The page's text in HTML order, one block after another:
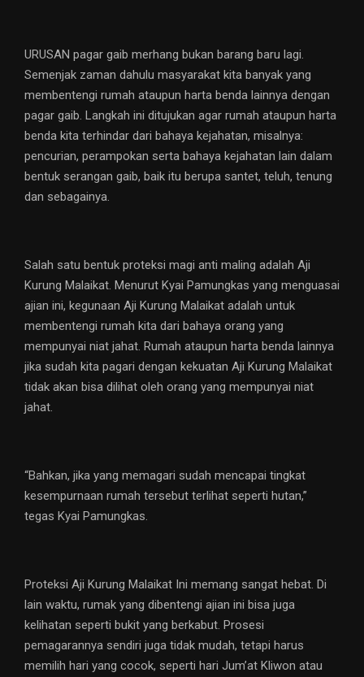
URUSAN pagar gaib merhang bukan barang baru lagi.
Semenjak zaman dahulu masyarakat kita banyak yang
membentengi rumah ataupun harta benda lainnya dengan
pagar gaib. Langkah ini ditujukan agar rumah ataupun harta
benda kita terhindar dari bahaya kejahatan, misalnya:
pencurian, perampokan serta bahaya kejahatan lain dalam
bentuk serangan gaib, baik itu berupa santet, teluh, tenung
dan sebagainya.
Salah satu bentuk proteksi magi anti maling adalah Aji
Kurung Malaikat. Menurut Kyai Pamungkas yang menguasai
ajian ini, kegunaan Aji Kurung Malaikat adalah untuk
membentengi rumah kita dari bahaya orang yang
mempunyai niat jahat. Rumah ataupun harta benda lainnya
jika sudah kita pagari dengan kekuatan Aji Kurung Malaikat
tidak akan bisa dilihat oleh orang yang mempunyai niat
jahat.
“Bahkan, jika yang memagari sudah mencapai tingkat
kesempurnaan rumah tersebut terlihat seperti hutan,”
tegas Kyai Pamungkas.
Proteksi Aji Kurung Malaikat Ini memang sangat hebat. Di
lain waktu, rumak yang dibentengi ajian ini bisa juga
kelihatan seperti bukit yang berkabut. Prosesi
pemagarannya sendiri juga tidak mudah, tetapi harus
memilih hari yang cocok, seperti hari Jum’at Kliwon atau